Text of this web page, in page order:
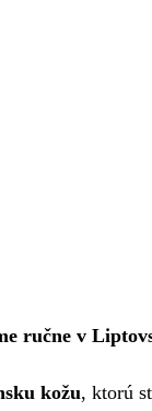
ručne v
kožu, ktorú